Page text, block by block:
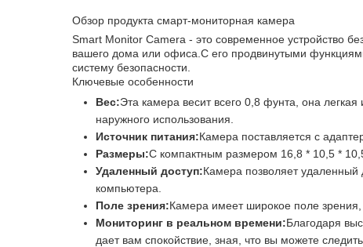
Обзор продукта смарт-мониторная камера
Smart Monitor Camera - это современное устройство
вашего дома или офиса.С его продвинутыми
систему безопасности.
Ключевые особенности
Вес:Эта камера весит всего 0,8 фунта, она
наружного использования.
Источник питания:Камера поставляется с
Размеры:С компактным размером 16,8 * 10,5 *
Удаленный доступ:Камера позволяет
компьютера.
Поле зрения:Камера имеет широкое поле зрения,
Мониторинг в реальном времени:Благодаря
дает вам спокойствие, зная, что вы можете